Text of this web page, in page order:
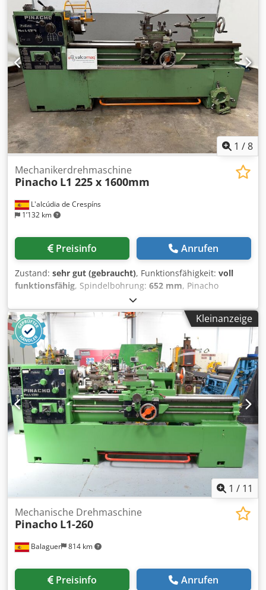
1 /8
L'alcúdia de Crespíns
1’132 km
Mechanikerdrehmaschine
Pinacho L1 225 x 1600mm
Preisinfo Anrufen
Zustand: sehr gut (gebraucht), Funktionsfähigkeit: voll
funktionsfähig, Spindelbohrung: 652 mm, Pinacho
Drehmaschine Modell L1 225 x 1600 mm Spitzenweite,
max. Umlaufdurchmesser über Bett 450 mm, über
Bettbrücke 690 mm, über Planschlitten 215 mm,
Spindeldurchlass 52 mm, 18 Drehzahlen von 32 bis 1800
U/min, Motor 5,5 PS, mit Lünetten, mit
Schnellwechselrevolver, mit verschiedenen Zubehörteilen,
Drehmaschine in gutem Zustand. Chedpfx Ajzbzzwofhja
Kleinanzeige
1 / 11
Balaguer 814 km
Mechanische Drehmaschine
Pinacho L1-260
Preisinfo Anrufen